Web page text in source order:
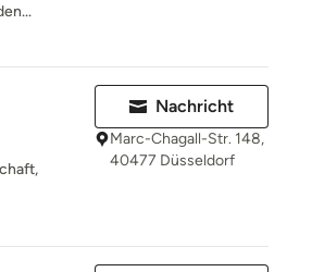
Nachricht
Marc-Chagall-Str. 148,
40477 Düsseldorf